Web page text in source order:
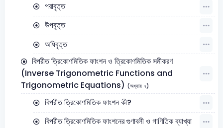
পরাবৃত্ত
উপবৃত্ত
অধিবৃত্ত
বিপরীত ত্রিকোণমিতিক ফাংশন ও ত্রিকোণমিতিক সমীকরণ
(Inverse Trigonometric Functions and
Trigonometric Equations) (অধ্যায় ৭)
বিপরীত ত্রিকোণমিতিক ফাংশন কী?
বিপরীত ত্রিকোণমিতিক ফাংশনের গুণাবলী ও গাণিতিক ব্যাখ্যা